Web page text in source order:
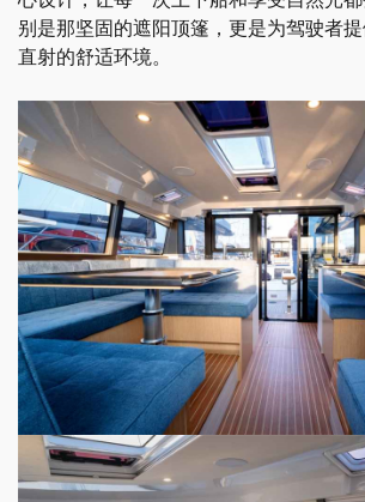
别是那坚固的遮阳顶篷，更是为驾驶者
直射的舒适环境。